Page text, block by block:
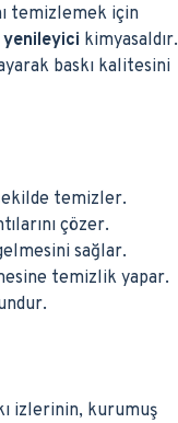
temizlemek için
yenileyici kimyasaldır.
baskı kalitesini
temizler.
çözer.
sağlar.
temizlik yapar.
izlerinin, kurumuş